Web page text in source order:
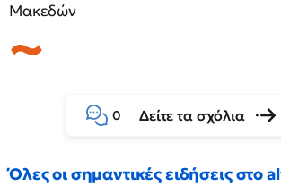
Μακεδών
0 Δείτε τα σχόλια
Όλες οι σημαντικές ειδήσεις στο